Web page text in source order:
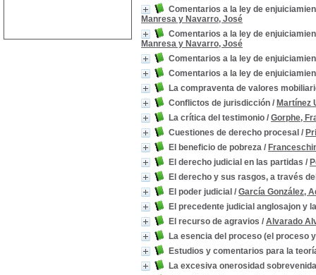
Comentarios a la ley de
Manresa y Navarro, José
Comentarios a la ley de
Manresa y Navarro, José
Comentarios a la ley de
Comentarios a la ley de
La compraventa de valores
Conflictos de jurisdicción / Martínez
La crítica del testimonio / Gorphe,
Cuestiones de derecho procesal /
El beneficio de pobreza /
El derecho judicial en las partidas /
El derecho y sus rasgos, a través
El poder judicial / García González,
El precedente judicial anglosajon y
El recurso de agravios / Alvarado
La esencia del proceso (el proceso
Estudios y comentarios para la
La excesiva onerosidad